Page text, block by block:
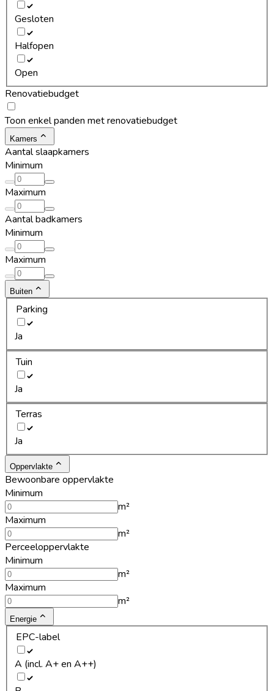
Gesloten
Halfopen
Open
Renovatiebudget
Toon enkel panden met renovatiebudget
Kamers
Aantal slaapkamers
Minimum
Maximum
Aantal badkamers
Minimum
Maximum
Buiten
Parking
Ja
Tuin
Ja
Terras
Ja
Oppervlakte
Bewoonbare oppervlakte
Minimum
m²
Maximum
m²
Perceeloppervlakte
Minimum
m²
Maximum
m²
Energie
EPC-label
A (incl. A+ en A++)